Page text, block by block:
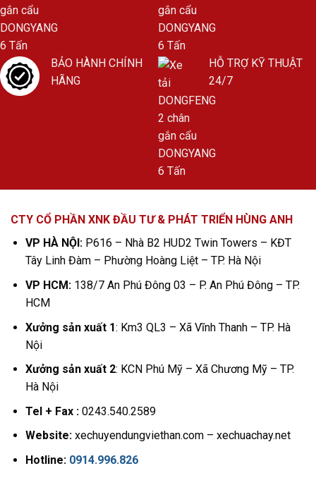
BẢO HÀNH CHÍNH
HÃNG
HỖ TRỢ KỸ THUẬT
24/7
CTY CỔ PHẦN XNK ĐẦU TƯ & PHÁT TRIỂN HÙNG ANH
VP HÀ NỘI:P616 – Nhà B2 HUD2 Twin Towers – KĐT
Tây Linh Đàm – Phường Hoàng Liệt – TP. Hà Nội
VP HCM:138/7 An Phú Đông 03 – P. An Phú Đông – TP.
HCM
Xưởng sản xuất 1: Km3 QL3 – Xã Vĩnh Thanh – TP. Hà
Nội
Xưởng sản xuất 2: KCN Phú Mỹ – Xã Chương Mỹ – TP.
Hà Nội
Tel + Fax :0243.540.2589
Website:xechuyendungviethan.com – xechuachay.net
Hotline: 0914.996.826